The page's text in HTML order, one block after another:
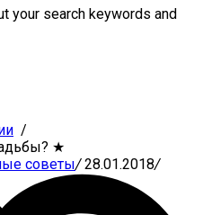
your search keywords and
★
советы/28.01.2018/